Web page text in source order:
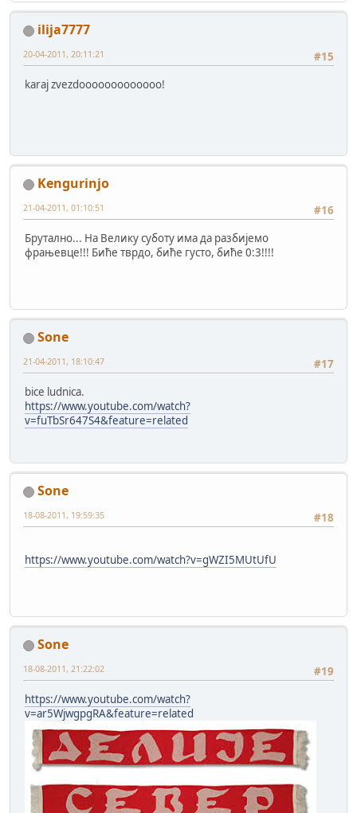
ilija7777
#15
20-04-2011, 20:11:21
karaj zvezdooooooooooooo!
Kengurinjo
#16
21-04-2011, 01:10:51
Брутално... На Велику суботу има да разбијемо
фрањевце!!! Биће тврдо, биће густо, биће 0:3!!!!
Sone
#17
21-04-2011, 18:10:47
bice ludnica.
https://www.youtube.com/watch?
v=fuTbSr647S4&feature=related
Sone
#18
18-08-2011, 19:59:35
https://www.youtube.com/watch?v=gWZI5MUtUfU
Sone
#19
18-08-2011, 21:22:02
https://www.youtube.com/watch?
v=ar5WjwgpgRA&feature=related